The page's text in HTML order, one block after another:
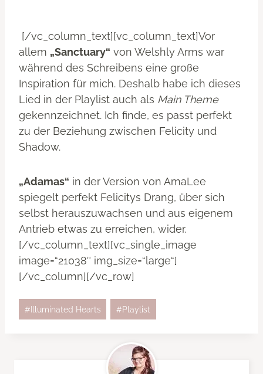
[/vc_column_text][vc_column_text]Vor
allem „Sanctuary“ von Welshly Arms war
während des Schreibens eine große
Inspiration für mich. Deshalb habe ich dieses
Lied in der Playlist auch als Main Theme
gekennzeichnet. Ich finde, es passt perfekt
zu der Beziehung zwischen Felicity und
Shadow.
„Adamas“ in der Version von AmaLee
spiegelt perfekt Felicitys Drang, über sich
selbst herauszuwachsen und aus eigenem
Antrieb etwas zu erreichen, wider.
[/vc_column_text][vc_single_image
image=“21038″ img_size=“large“]
[/vc_column][/vc_row]
Schlagworte:
#Illuminated Hearts #Playlist